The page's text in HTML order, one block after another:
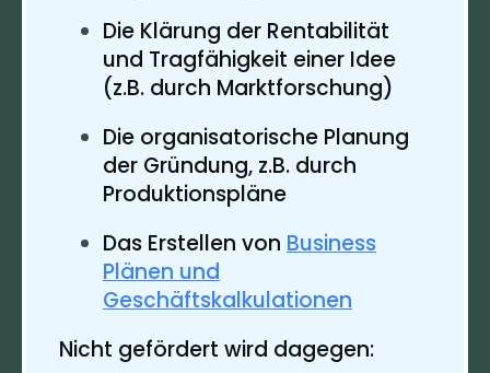
Die Klärung der Rentabilität
und Tragfähigkeit einer Idee
(z.B. durch Marktforschung)
Die organisatorische Planung
der Gründung, z.B. durch
Produktionspläne
Das Erstellen von Business
Plänen und
Geschäftskalkulationen
Nicht gefördert wird dagegen: